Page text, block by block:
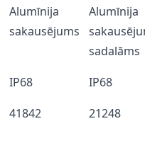
Alumīnija
sakausējums
Alumīnija
sadalāms
IP68
IP68
41842
21248